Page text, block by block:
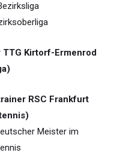
Kirtorf-Ermenrod
RSC Frankfurt
Meister im